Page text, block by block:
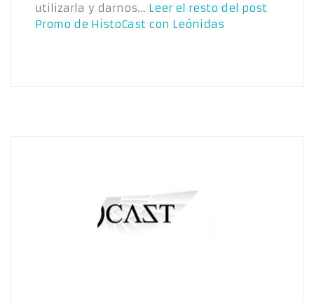
utilizarla y darnos… Leer el resto del post
Promo de HistoCast con Leónidas